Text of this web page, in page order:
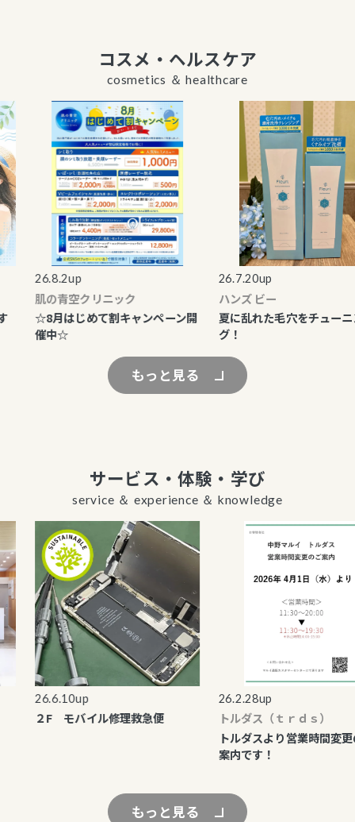
コスメ・ヘルスケア
cosmetics ＆ healthcare
26.8.2up
肌の青空クリニック
☆8月はじめて割キャンペーン開
催中☆
26.7.20up
ハンズ ビー
夏に乱れた毛穴をチューニン
グ！
もっと見る
サービス・体験・学び
service ＆ experience ＆ knowledge
26.6.10up
２F モバイル修理救急便
26.2.28up
トルダス（ｔｒｄｓ）
トルダスより営業時間変更の
案内です！
もっと見る